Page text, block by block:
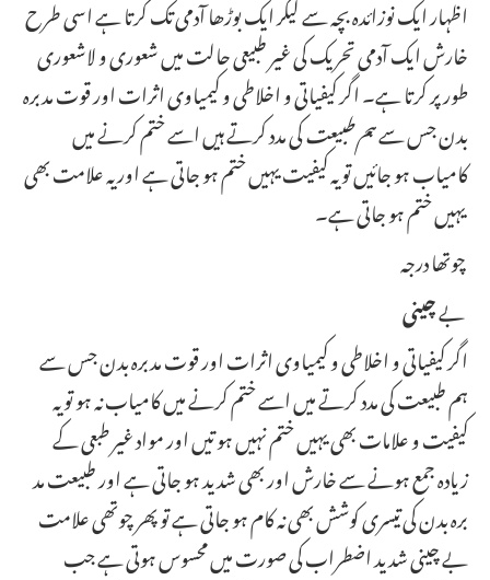
اظہار ایک نوزائدہ بچہ سے لیکر ایک بوڑھا آدمی تک کرتا ہے اسی طرح
خارش ایک آدمی تحریک کی غیر طبیعی حالت میں شعوری و لاشعوری
طور پر کرتا ہے۔ اگر کیفیاتی و اخلاطی و کیمیاوی اثرات اور قوت مدبرہ
بدن جس سےہم طبیعتکی مدد کرتے ہیں اسے ختم کرنے میں
کامیاب ہو جائیں تو یہ کیفیت یہیں ختم ہو جاتی ہے اور یہ علامت بھی
یہیں ختم ہو جاتی ہے۔
بےچینی
اگر کیفیاتی و اخلاطی و کیمیاوی اثرات اور قوت مدبرہ بدن جس سے
ہم طبیعت کی مدد کرتے میں اسے ختم کرنے میں کامیاب نہ ہو تو یہ
کیفیت و علامات بھی یہیں ختم نہیں ہو تیں اور مواد غیر طبعی کے
زیادہ جمع ہونے سے خارش اور بھی شدید ہو جاتی ہے اور طبیعت مد
برہ بدن کی تیسری کوشش بھی نہ کام ہو جاتی ہے تو پھر چوتھی علامت
بے چینی شدید اضطراب کی صورت میں محسوس ہوتی ہے جب